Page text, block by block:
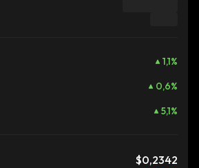
1,1%
0,6%
5,1%
$0,2342